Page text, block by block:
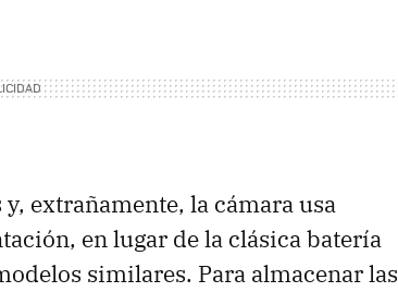
extrañamente, la cámara usa
en lugar de la clásica batería
similares. Para almacenar las